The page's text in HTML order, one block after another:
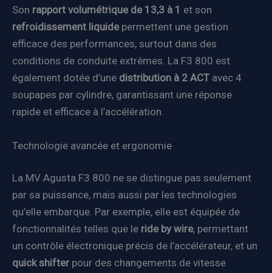
Son rapport volumétrique de 13,3 à 1 et son
refroidissement liquidepermettent une gestion
efficace des performances, surtout dans des
conditions de conduite extrêmes. La F3 800 est
également dotée d’une distribution à 2 ACT avec 4
soupapes par cylindre, garantissant une réponse
rapide et efficace à l’accélération.
Technologie avancée et ergonomie
La MV Agusta F3 800 ne se distingue pas seulement
par sa puissance, mais aussi par les technologies
qu’elle embarque. Par exemple, elle est équipée de
fonctionnalités telles que le ride by wire, permettant
un contrôle électronique précis de l’accélérateur, et un
quick shifter pour des changements de vitesse